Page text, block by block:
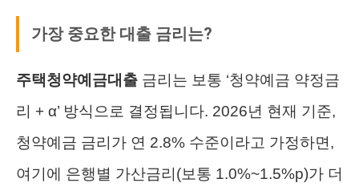
가장 중요한 대출 금리는?
주택청약예금대출 금리는 보통 ‘청약예금 약정금
리 + α’ 방식으로 결정됩니다. 2026년 현재 기준,
청약예금 금리가 연 2.8% 수준이라고 가정하면,
여기에 은행별 가산금리(보통 1.0%~1.5%p)가 더